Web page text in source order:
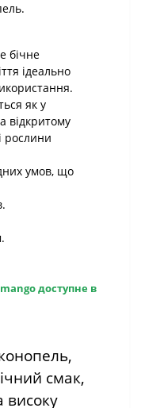
бічне
ідеально
як у
відкритому
рослини
умов, що
доступне в
смак,
високу